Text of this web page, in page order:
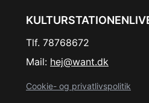
Tlf. 78768672
Mail: hej@want.dk
Cookie- og privatlivspolitik